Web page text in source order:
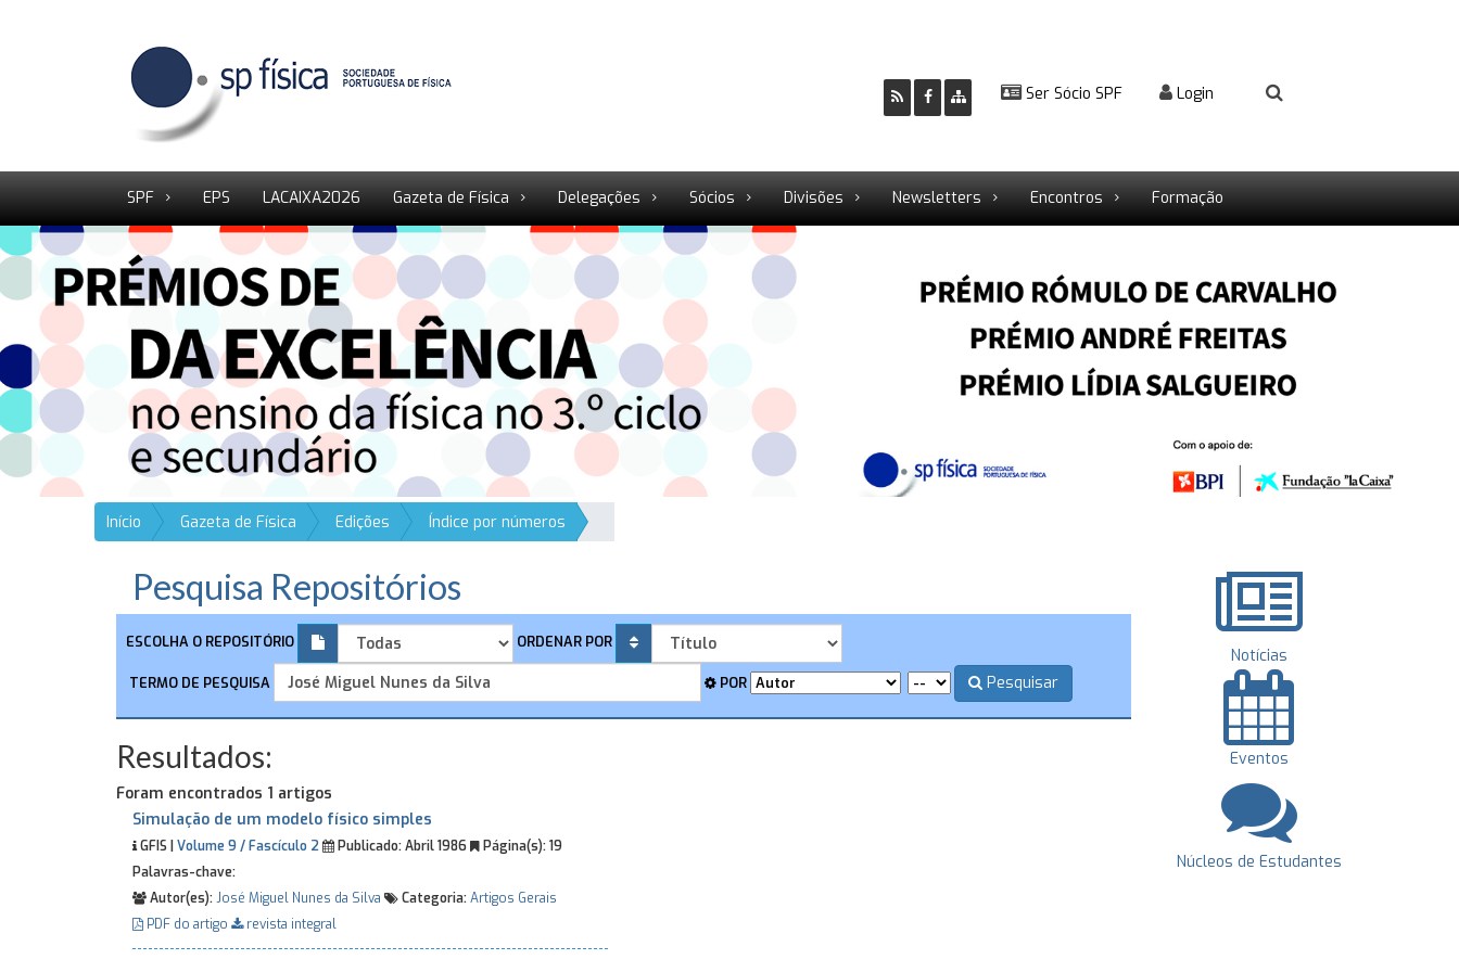
Ser Sócio SPF Login
SPF EPS LACAIXA2026 Gazeta de Física Delegações Sócios Divisões Newsletters Encontros Formação
Início Gazeta de Física Edições Índice por números
Pesquisa Repositórios
ESCOLHA O REPOSITÓRIO ORDENAR POR
TERMO DE PESQUISA POR Pesquisar
Resultados:
Foram encontrados 1 artigos
Simulação de um modelo físico simples
GFIS | Volume 9 / Fascículo 2 Publicado:Abril 1986 Página(s):19
Palavras-chave:
Autor(es):José Miguel Nunes da Silva Categoria:Artigos Gerais
PDF do artigo
revista integral
Notícias
Eventos
Núcleos de Estudantes